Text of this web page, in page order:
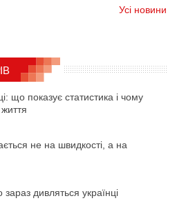
Усі новини
що показує статистика і чому
не на швидкості, а на
дивляться українці